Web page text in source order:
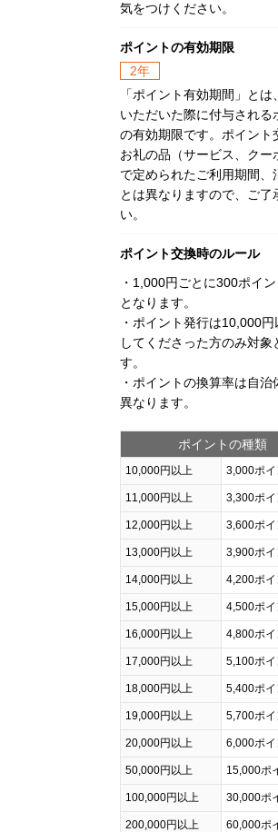
気をつけください。
ポイントの有効期限
2年
「ポイント有効期間」とは
いただいた際に付与される
の有効期限です。ポイント
お礼の品（サービス、クー
で定められたご利用期間、
とは異なりますので、ご了
い。
ポイント交換時のルール
・1,000円ごとに300ポイ
となります。
・ポイント発行は10,000
してくださった方のみ対象
す。
・ポイントの換算率は自治
異なります。
ポイントの種類
10,000円以上 3,000ポイ
11,000円以上 3,300ポイ
12,000円以上 3,600ポイ
13,000円以上 3,900ポイ
14,000円以上 4,200ポイ
15,000円以上 4,500ポイ
16,000円以上 4,800ポイ
17,000円以上 5,100ポイ
18,000円以上 5,400ポイ
19,000円以上 5,700ポイ
20,000円以上 6,000ポイ
50,000円以上 15,000ポ
100,000円以上 30,000ポ
200,000円以上 60,000ポ